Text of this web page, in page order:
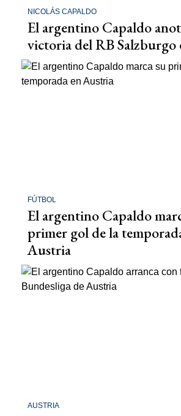
NICOLÁS CAPALDO
El argentino Capaldo
victoria del RB
FÚTBOL
El argentino Capaldo
primer gol de la
Austria
AUSTRIA